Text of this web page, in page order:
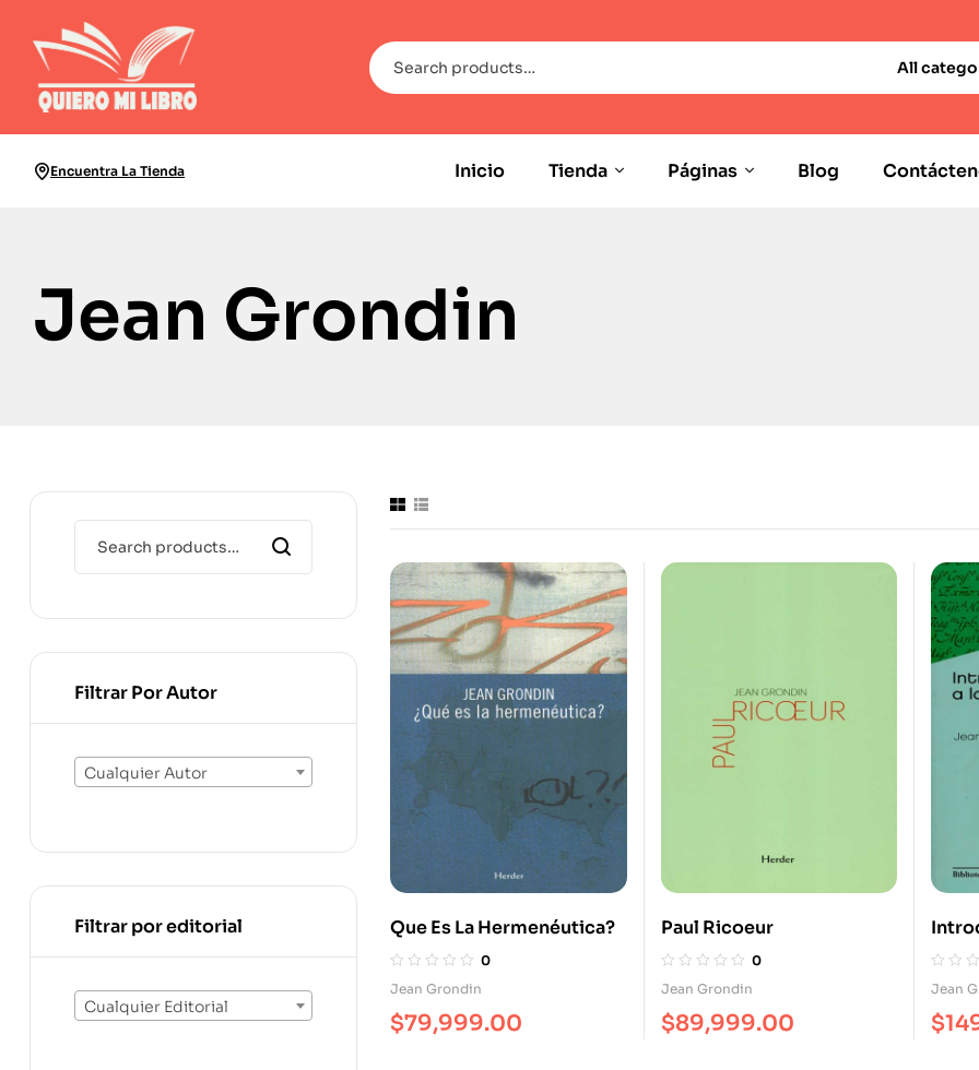
All
Encuentra La Tienda Inicio Tienda Páginas Blog
Jean Grondin
Que Es La Hermenéutica?
0
Jean Grondin
$79,999.00
Paul Ricoeur
0
Jean Grondin
$89,999.00
Jean
$
Filtrar Por Autor
Cualquier Autor
Filtrar por editorial
Cualquier Editorial